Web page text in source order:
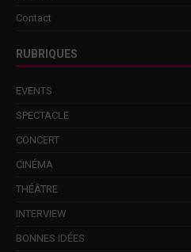
Contact
RUBRIQUES
EVENTS
SPECTACLE
CONCERT
CINÉMA
THÉÂTRE
INTERVIEW
BONNES IDÉES